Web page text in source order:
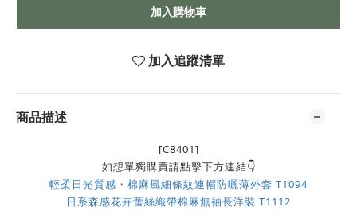
加入購物車
加入追蹤清單
商品描述
[C8401]
如想單獨購買請點擊下方連結👇
輕柔日光質感・棉麻風細條紋連帽防曬薄外套 T1094
日系森感花卉蕾絲織帶棉麻無袖長洋裝 T1112